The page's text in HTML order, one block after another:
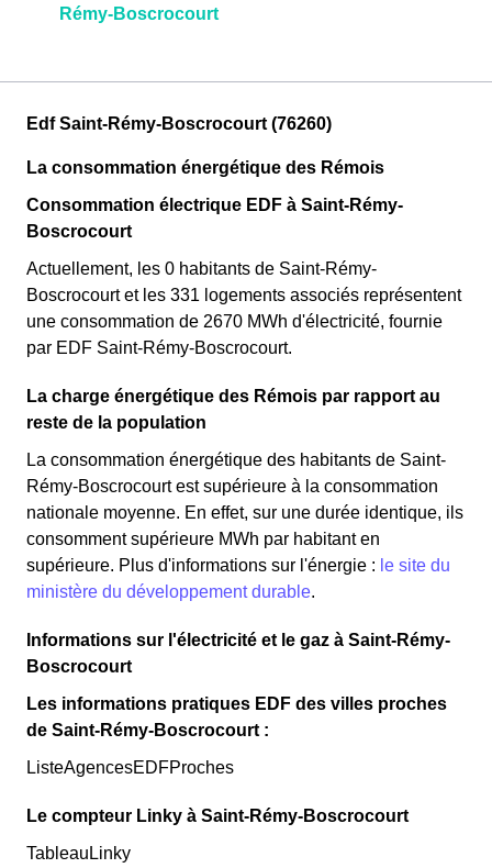
Rémy-Boscrocourt
Edf Saint-Rémy-Boscrocourt (76260)
La consommation énergétique des Rémois
Consommation électrique EDF à Saint-Rémy-
Boscrocourt
Actuellement, les 0 habitants de Saint-Rémy-
Boscrocourt et les 331 logements associés représentent
une consommation de 2670 MWh d'électricité, fournie
par EDF Saint-Rémy-Boscrocourt.
La charge énergétique des Rémois par rapport au
reste de la population
La consommation énergétique des habitants de Saint-
Rémy-Boscrocourt est supérieure à la consommation
nationale moyenne. En effet, sur une durée identique, ils
consomment supérieure MWh par habitant en
supérieure. Plus d'informations sur l'énergie : le site du
ministère du développement durable.
Informations sur l'électricité et le gaz à Saint-Rémy-
Boscrocourt
Les informations pratiques EDF des villes proches
de Saint-Rémy-Boscrocourt :
ListeAgencesEDFProches
Le compteur Linky à Saint-Rémy-Boscrocourt
TableauLinky